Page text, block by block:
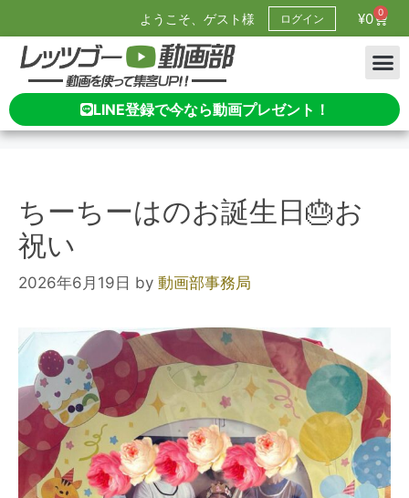
ようこそ、ゲスト様 ログイン ¥0 0
LINE登録で今なら動画プレゼント！
ちーちーはのお誕生日🎂お
祝い
2026年6月19日 by 動画部事務局